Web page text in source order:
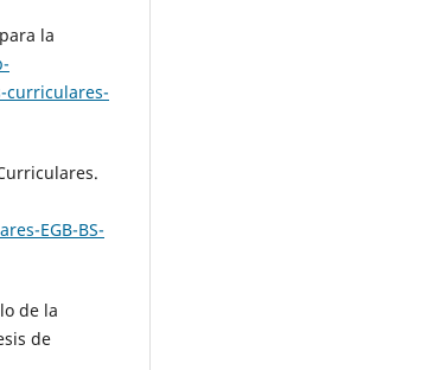
la
curriculares-
EGB-BS-
de la
de